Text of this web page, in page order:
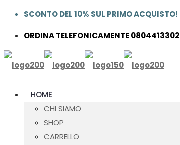
SCONTO DEL 10% SUL PRIMO ACQUISTO!
ORDINA TELEFONICAMENTE 0804413302
HOME
CHI SIAMO
SHOP
CARRELLO